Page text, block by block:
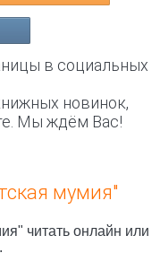
в социальных
новинок,
Мы ждём Вас!
мумия"
читать онлайн или